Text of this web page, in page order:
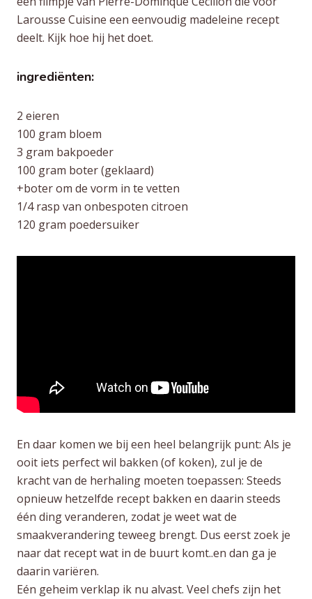
Larousse Cuisine een eenvoudig madeleine recept
deelt. Kijk hoe hij het doet.
ingrediënten:
2 eieren
100 gram bloem
3 gram bakpoeder
100 gram boter (geklaard)
+boter om de vorm in te vetten
1/4 rasp van onbespoten citroen
120 gram poedersuiker
En daar komen we bij een heel belangrijk punt: Als je
ooit iets perfect wil bakken (of koken), zul je de
kracht van de herhaling moeten toepassen: Steeds
opnieuw hetzelfde recept bakken en daarin steeds
één ding veranderen, zodat je weet wat de
smaakverandering teweeg brengt. Dus eerst zoek je
naar dat recept wat in de buurt komt..en dan ga je
daarin variëren.
Eén geheim verklap ik nu alvast. Veel chefs zijn het